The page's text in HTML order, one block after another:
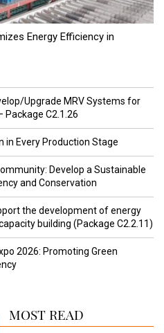
Energy Efficiency in
Upgrade MRV Systems for
Package C2.1.26
in Every Production Stage
Develop a Sustainable
and Conservation
the development of energy
building (Package C2.2.11)
2026: Promoting Green
MOST READ